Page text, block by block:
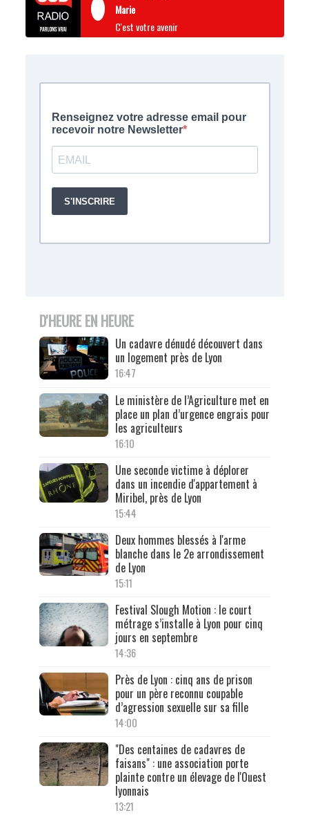
Marie
C'est votre avenir
D'HEURE EN HEURE
Un cadavre dénudé découvert dans
un logement près de Lyon
16:47
Le ministère de l’Agriculture met en
place un plan d’urgence engrais pour
les agriculteurs
16:10
Une seconde victime à déplorer
dans un incendie d'appartement à
Miribel, près de Lyon
15:44
Deux hommes blessés à l'arme
blanche dans le 2e arrondissement
de Lyon
15:11
Festival Slough Motion : le court
métrage s’installe à Lyon pour cinq
jours en septembre
14:36
Près de Lyon : cinq ans de prison
pour un père reconnu coupable
d’agression sexuelle sur sa fille
14:00
"Des centaines de cadavres de
faisans" : une association porte
plainte contre un élevage de l'Ouest
lyonnais
13:21